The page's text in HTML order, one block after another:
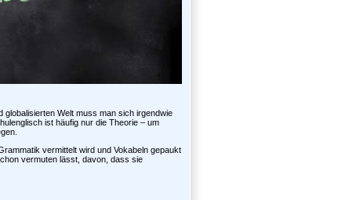
Welt muss man sich irgendwie
ist häufig nur die Theorie – um
vermittelt wird und Vokabeln gepaukt
vermuten lässt, davon, dass sie